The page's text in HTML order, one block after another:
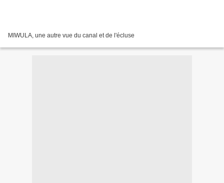
MIWULA, une autre vue du canal et de l'écluse